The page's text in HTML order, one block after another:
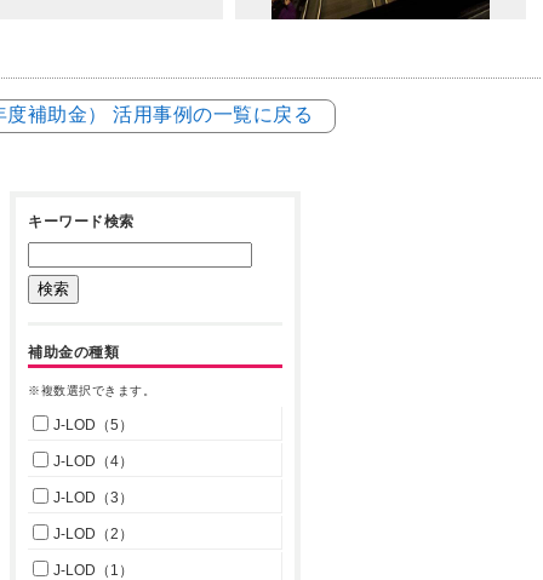
補助金） 活用事例の一覧に戻る
キーワード検索
補助金の種類
※複数選択できます。
J-LOD（5）
J-LOD（4）
J-LOD（3）
J-LOD（2）
J-LOD（1）